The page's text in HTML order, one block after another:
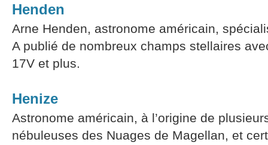
Henden
Arne Henden, astronome américain,
A publié de nombreux champs stellaires
17V et plus.
Henize
Astronome américain, à l’origine de
nébuleuses des Nuages de Magellan, et